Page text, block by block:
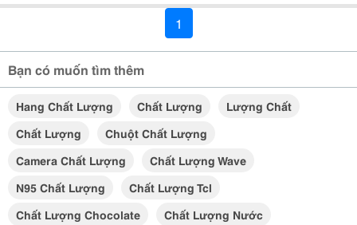
1
Bạn có muốn tìm thêm
Hang Chất Lượng Chất Lượng
Lượng Chất
Chất Lượng
Chuột Chất Lượng
Camera Chất Lượng
Chất Lượng Wave
N95 Chất Lượng
Chất Lượng Tcl
Chất Lượng Chocolate
Chất Lượng Nước